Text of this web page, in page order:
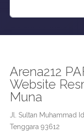
Arena212
Website
Muna
Jl. Sultan Muhammad
Tenggara 93612